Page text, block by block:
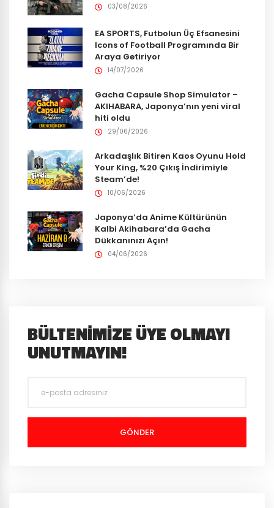
03/08/2026
EA SPORTS, Futbolun Üç Efsanesini
Icons of Football Programında Bir
Araya Getiriyor
14/07/2026
Gacha Capsule Shop Simulator –
AKIHABARA, Japonya’nın yeni viral
hiti oldu
29/06/2026
Arkadaşlık Bitiren Kaos Oyunu Hold
Your King, %20 Çıkış İndirimiyle
Steam’de!
10/06/2026
Japonya’da Anime Kültürünün
Kalbi Akihabara’da Gacha
Dükkanınızı Açın!
04/06/2026
BÜLTENIMIZE ÜYE OLMAYI
UNUTMAYIN!